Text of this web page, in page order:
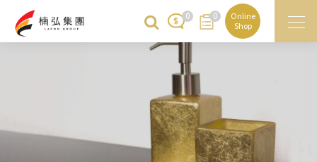
0 0
Online
Shop